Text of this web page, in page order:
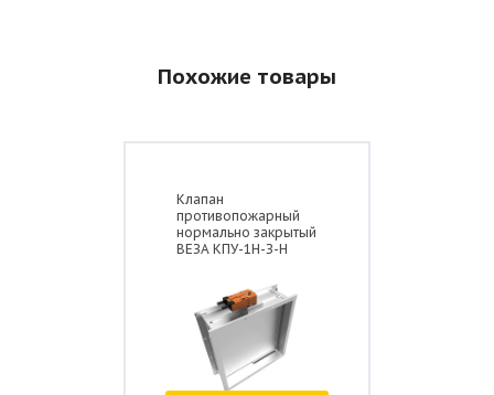
Похожие товары
Клапан
противопожарный
нормально закрытый
ВЕЗА КПУ-1Н-З-Н